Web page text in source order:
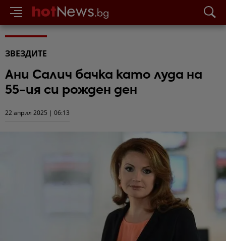
ЗВЕЗДИТЕ
Ани Салич бачка като луда на
55-ия си рожден ден
22 април 2025 | 06:13